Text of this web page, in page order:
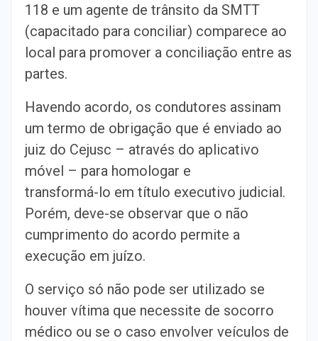
118 e um agente de trânsito da SMTT
(capacitado para conciliar) comparece ao
local para promover a conciliação entre as
partes.
Havendo acordo, os condutores assinam
um termo de obrigação que é enviado ao
juiz do Cejusc – através do aplicativo
móvel – para homologar e
transformá-lo em título executivo judicial.
Porém, deve-se observar que o não
cumprimento do acordo permite a
execução em juízo.
O serviço só não pode ser utilizado se
houver vítima que necessite de socorro
médico ou se o caso envolver veículos de